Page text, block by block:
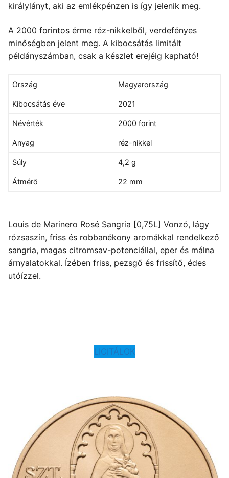
királylányt, aki az emlékpénzen is így jelenik meg.
A 2000 forintos érme réz-nikkelből, verdefényes
minőségben jelent meg. A kibocsátás limitált
példányszámban, csak a készlet erejéig kapható!
Ország Magyarország
Kibocsátás éve 2021
Névérték 2000 forint
Anyag réz-nikkel
Súly 4,2 g
Átmérő 22 mm
Louis de Marinero Rosé Sangria [0,75L] Vonzó, lágy
rózsaszín, friss és robbanékony aromákkal rendelkező
sangria, magas citromsav-potenciállal, eper és málna
árnyalatokkal. Ízében friss, pezsgő és frissítő, édes
utóízzel.
LICITÁLOK